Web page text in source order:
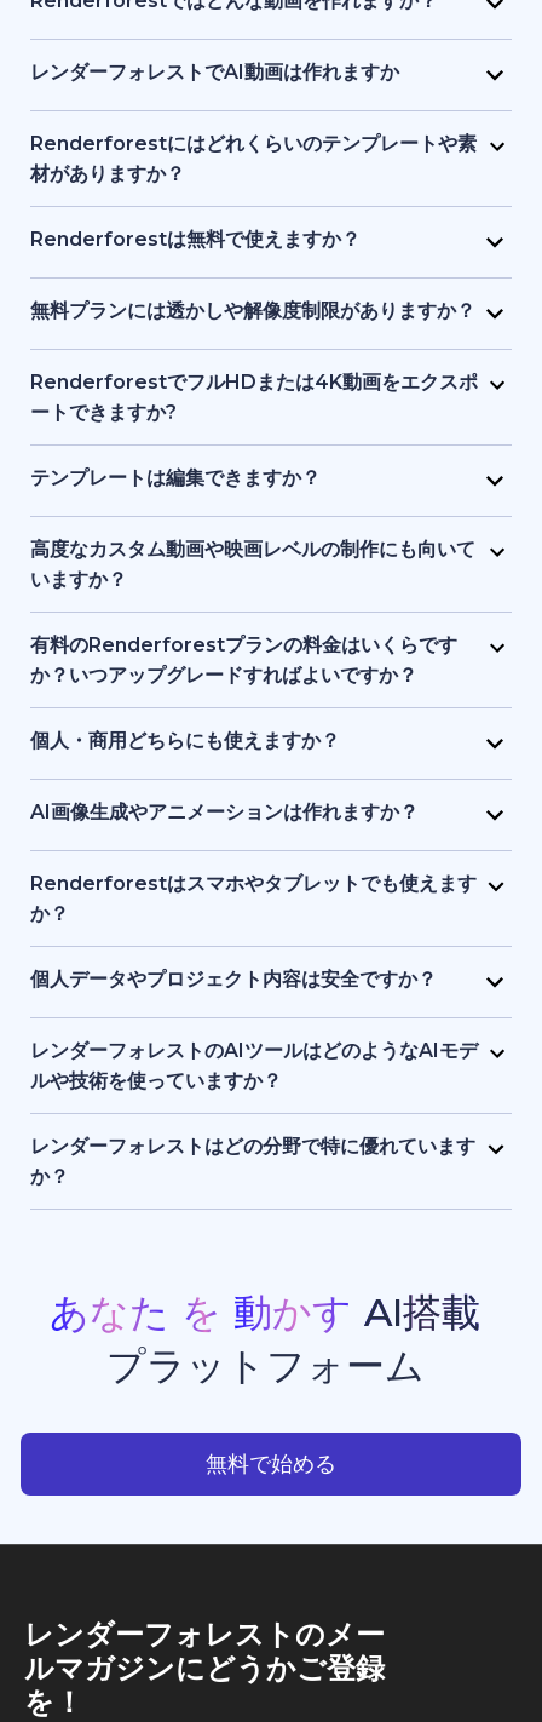
います。
デアを入力するだけで、プラットフォーム側がビジュ
アル、タイミング、構成を処理します。デザインや動
画制作の事前知識は必要ありません。
Renderforest は、マーケティング動画、解説動画、
プレゼン資料、イントロ動画、教育用コンテンツ、
ト、ストック映像、AI 生成画像やアニメーションな
ど、目的に応じてアニメーション動画・実写動画のど
ちらも制作できます。
レンダーフォレストでAI動画は作れますか
はい。Renderforest の生成系AIは、テキストやアイ
デアをフル動画に変換します。AI生成アニメーショ
ン、ストック素材シーン、AI生成画像などを使った動
Renderforestにはどれくらいのテンプレートや素
材がありますか？
Renderforest には数千点におよぶ事前デザイン済み
動画テンプレートと、豊富なストック動画、画像、音
随時追加されるため、常に最新かつプロ品質の素材を
利用できます。
Renderforestは無料で使えますか？
はい。Renderforestには無料プランがあり、基本的な
テンプレートやツールにアクセスできます。ただし、
無料プランには透かしや解像度制限がありますか？
はい。無料プランで作成した動画にはRenderforestの
透かしが入り、標準解像度での書き出しとなります。
有料プランでは透かしが削除され、フルHDや4Kなど
RenderforestでフルHDまたは4K動画をエクスポ
ートできますか?
はい。有料プランでフルHDや4Kエクスポートが可能
です。無料プランでは透かし付き、標準画質になりま
テンプレートは編集できますか？
はい。すべてのテンプレートは、テキスト、カラー、
ロゴ、音楽、その他の素材で自由に編集できます。ブ
ランドアイデンティティやプロジェクトに合わせた調
高度なカスタム動画や映画レベルの制作にも向いて
いますか？
Renderforest は、構造化されたセミカスタム動画に
最適で、フルスケールのシネマティック制作向けでは
ありません。プロ品質の制作を簡素化しますが、ハイ
ダクションツールの完全な代替とはなりません。
有料のRenderforestプランの料金はいくらです
か？いつアップグレードすればよいですか？
有料プランは手頃な月額料金から利用でき、料金は動
画の長さ、書き出し品質、ストレージ容量で変動しま
テンプレート利用や制作自由度が必要な場合にアップ
グレードが適しています。
個人・商用どちらにも使えますか？
はい。個人プロジェクト、クライアント案件、ビジネ
ス用途の動画やビジュアル、ウェブサイト制作に利用
AI画像生成やアニメーションは作れますか？
はい。AI画像ジェネレーターで、テキストの指示や参
考画像からユニークなビジュアルを作成できます。生
成した画像を短いアニメーションにすることも可能で
Renderforestはスマホやタブレットでも使えます
か？
はい。Renderforestアプリは Android と iOS の両方
でダウンロードでき、またはブラウザでウエブ版を利
いるため、いつでもどこでも制作・編集が可能です。
個人データやプロジェクト内容は安全ですか？
もちろんです。Renderforestは安全なデータ暗号化と
クラウド保護基準を採用しており、個人情報とプロジ
ェクトを安全に守ります。ファイルはプライベートな
です。
レンダーフォレストのAIツールはどのようなAIモデ
ルや技術を使っていますか？
レンダーフォレストは、独自開発のAIエンジンに加
え、Sora 2、Google Veo 3.1、Kling 3.0 Omni、
Seedance 2.0、Pixverse V6、Nano Banana Pro、
性のある動画生成・画像生成・アニメーション制作・
ウエブサイト制作を実現しています。
レンダーフォレストはどの分野で特に優れています
か？
レンダーフォレストは、現在利用できる中でもトップ
などの豊富なテンプレートを備えており、クリエイタ
ー、ビジネスオーナー、マーケターが、スタジオ品質
のプロフェッショナルな動画コンテンツを手軽に制作
できる点で高く評価されています。
あなた を 動かす AI搭載
プラットフォーム
無料で始める
レンダーフォレストのメー
ルマガジンにどうかご登録
を！